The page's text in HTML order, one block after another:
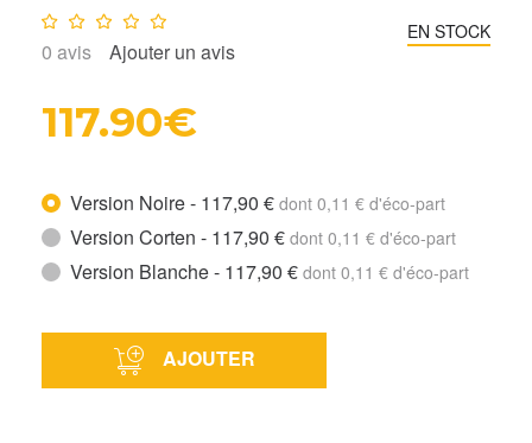
Note : 0/10
0 avis Ajouter un avis
EN STOCK
117.90€
Version Noire - 117,90 € dont 0,11 € d'éco-part
Version Corten - 117,90 € dont 0,11 € d'éco-part
Version Blanche - 117,90 € dont 0,11 € d'éco-part
AJOUTER